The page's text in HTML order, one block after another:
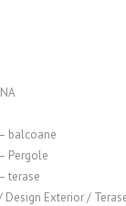
balcoane
Pergole
terase
Exterior /